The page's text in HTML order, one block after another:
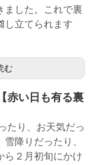
ました。これで裏
し立てられます
む
い日も有る裏
たり、お天気だっ
降りだったり、
ら２月初旬にかけ